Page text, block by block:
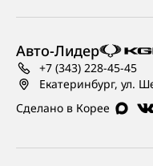
Сделано в Корее
Авто-Лидер
+7 (343) 228-45-45
Екатеринбург, ул.